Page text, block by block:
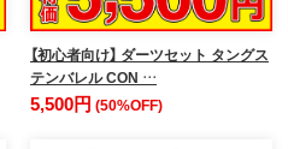
【初心者向け】 ダーツセット タングス
テンバレル CON …
5,500円 (50%OFF)